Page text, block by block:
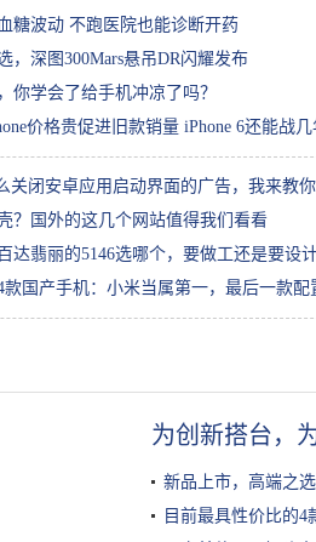
糖波动 不跑医院也能诊断开药
，深图300Mars悬吊DR闪耀发布
你学会了给手机冲凉了吗？
价格贵促进旧款销量 iPhone 6还能战几
关闭安卓应用启动界面的广告，我来教你
？国外的这几个网站值得我们看看
达翡丽的5146选哪个，要做工还是要设
款国产手机：小米当属第一，最后一款配
才会的神操
为创新搭台，
新品上市，高端之
目前最具性价比的4